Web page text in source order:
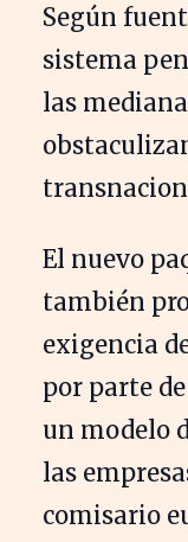
Según
sistema
las
El nuevo
también
exigencia
por parte
un modelo
las
comisario